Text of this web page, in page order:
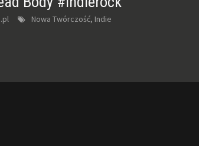
Nowa Twórczość, Indie